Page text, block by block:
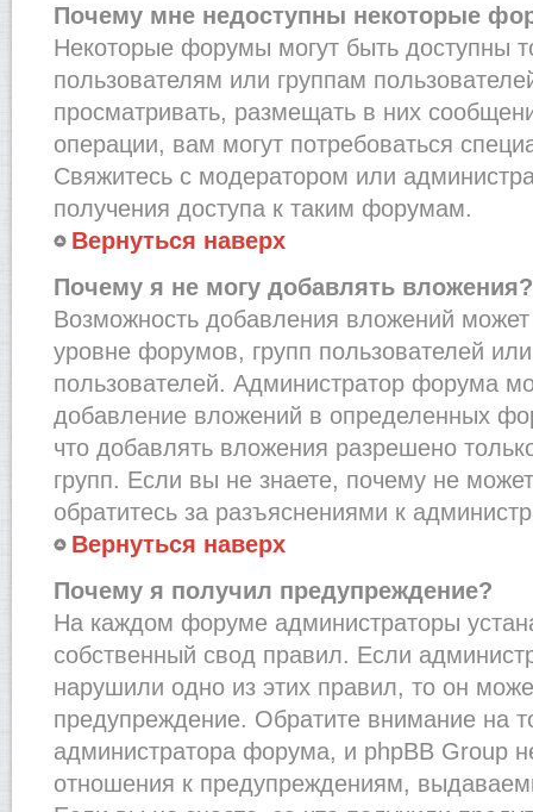
Почему мне недоступны некоторые
Некоторые форумы могут быть доступны
пользователям или группам
просматривать, размещать в них
операции, вам могут потребоваться
Свяжитесь с модератором или
получения доступа к таким форумам.
Вернуться наверх
Почему я не могу добавлять вложения?
Возможность добавления вложений может
уровне форумов, групп пользователей
пользователей. Администратор форума
добавление вложений в определенных
что добавлять вложения разрешено
групп. Если вы не знаете, почему не
обратитесь за разъяснениями к
Вернуться наверх
Почему я получил предупреждение?
На каждом форуме администраторы
собственный свод правил. Если
нарушили одно из этих правил, то он
предупреждение. Обратите внимание на
администратора форума, и phpBB Group
отношения к предупреждениям,